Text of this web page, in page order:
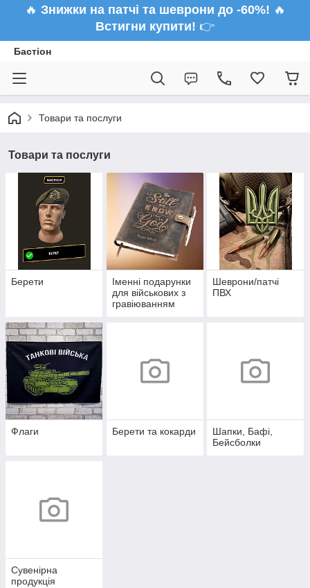
🔥 Знижки на патчі та шеврони до -60%! 🔥
Встигни купити! 👉
Бастіон
Товари та послуги
Товари та послуги
Берети
Іменні подарунки
для військових з
гравіюванням
Шеврони/патчі
ПВХ
Флаги Берети та кокарди
Шапки, Бафі,
Бейсболки
Сувенірна
продукція